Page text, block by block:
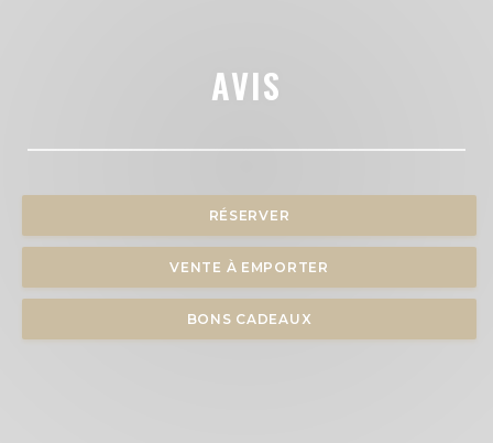
AVIS
RÉSERVER
VENTE À EMPORTER
BONS CADEAUX